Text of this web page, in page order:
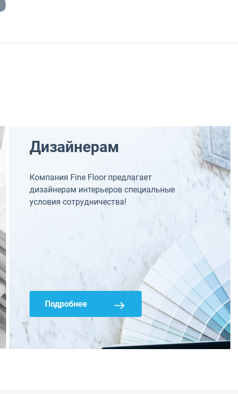
Дизайнерам
Компания Fine Floor предлагает
дизайнерам интерьеров специальные
условия сотрудничества!
Подробнее